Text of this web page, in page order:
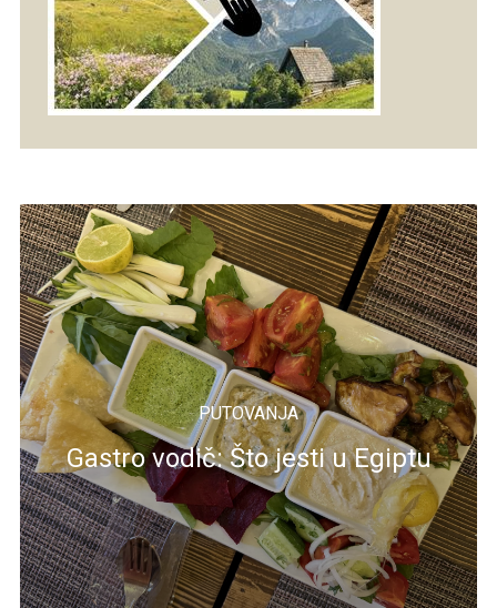
PUTOVANJA
Gastro vodič: Što jesti u Egiptu